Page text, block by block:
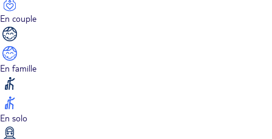
En couple
En famille
En solo